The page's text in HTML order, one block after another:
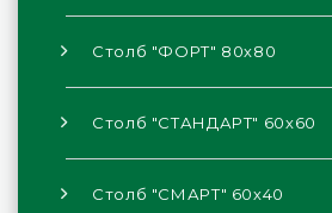
Столб "ФОРТ" 80х80
Столб "СТАНДАРТ" 60х60
Столб "СМАРТ" 60х40